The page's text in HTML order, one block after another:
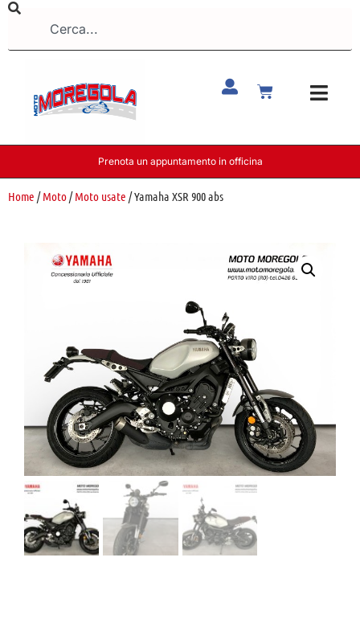
Prenota un appuntamento in officina
Home /Moto /Moto usate / Yamaha XSR 900 abs